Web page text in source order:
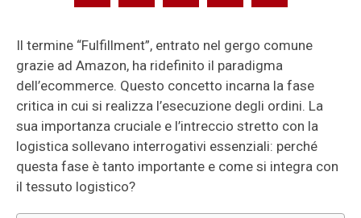
Il termine “Fulfillment”, entrato nel gergo comune
grazie ad Amazon, ha ridefinito il paradigma
dell’ecommerce. Questo concetto incarna la fase
critica in cui si realizza l’esecuzione degli ordini. La
sua importanza cruciale e l’intreccio stretto con la
logistica sollevano interrogativi essenziali: perché
questa fase è tanto importante e come si integra con
il tessuto logistico?